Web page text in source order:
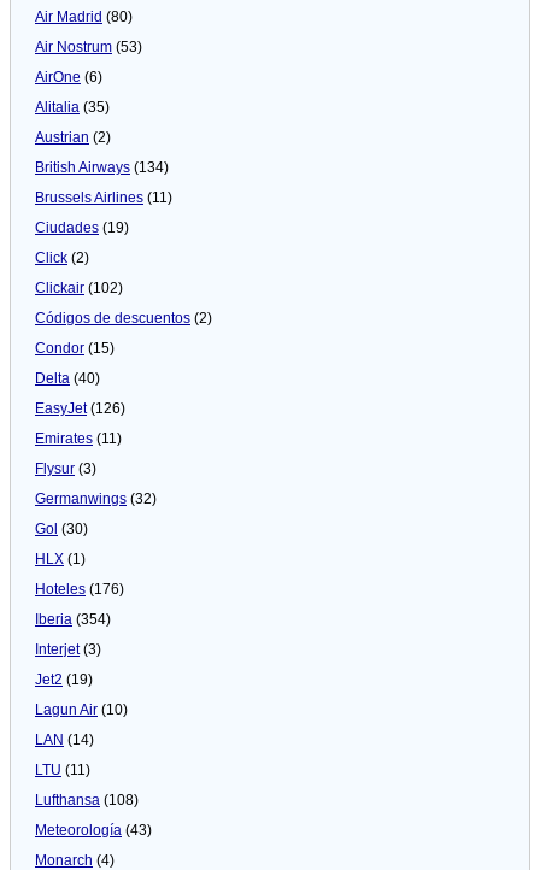
Air Madrid (80)
Air Nostrum (53)
AirOne (6)
Alitalia (35)
Austrian (2)
British Airways (134)
Brussels Airlines (11)
Ciudades (19)
Click (2)
Clickair (102)
Códigos de descuentos (2)
Condor (15)
Delta (40)
EasyJet(126)
Emirates (11)
Flysur (3)
Germanwings (32)
Gol (30)
HLX (1)
Hoteles (176)
Iberia (354)
Interjet(3)
Jet2 (19)
Lagun Air (10)
LAN (14)
LTU (11)
Lufthansa (108)
Meteorologí­a (43)
Monarch (4)